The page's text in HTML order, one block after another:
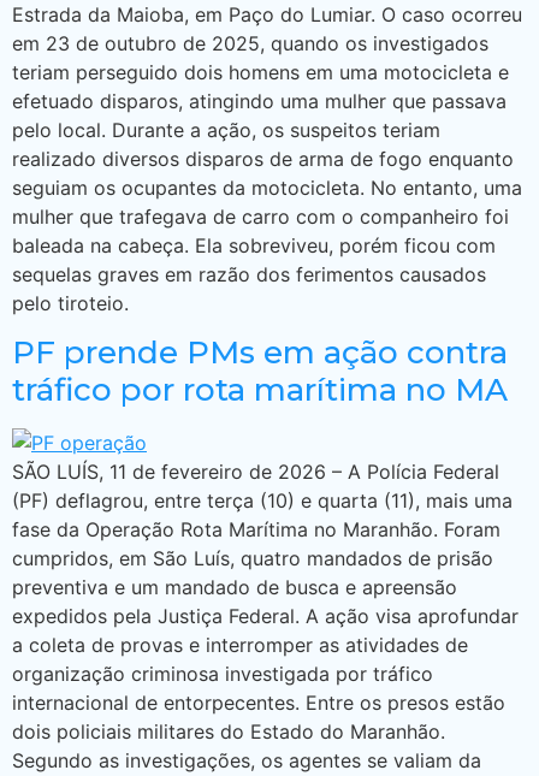
Estrada da Maioba, em Paço do Lumiar. O caso ocorreu
em 23 de outubro de 2025, quando os investigados
teriam perseguido dois homens em uma motocicleta e
efetuado disparos, atingindo uma mulher que passava
pelo local. Durante a ação, os suspeitos teriam
realizado diversos disparos de arma de fogo enquanto
seguiam os ocupantes da motocicleta. No entanto, uma
mulher que trafegava de carro com o companheiro foi
baleada na cabeça. Ela sobreviveu, porém ficou com
sequelas graves em razão dos ferimentos causados
pelo tiroteio.
PF prende PMs em ação contra
tráfico por rota marítima no MA
SÃO LUÍS, 11 de fevereiro de 2026 – A Polícia Federal
(PF) deflagrou, entre terça (10) e quarta (11), mais uma
fase da Operação Rota Marítima no Maranhão. Foram
cumpridos, em São Luís, quatro mandados de prisão
preventiva e um mandado de busca e apreensão
expedidos pela Justiça Federal. A ação visa aprofundar
a coleta de provas e interromper as atividades de
organização criminosa investigada por tráfico
internacional de entorpecentes. Entre os presos estão
dois policiais militares do Estado do Maranhão.
Segundo as investigações, os agentes se valiam da